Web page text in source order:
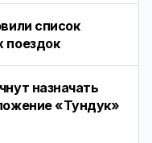
список
поездок
назначать
«Тундук»